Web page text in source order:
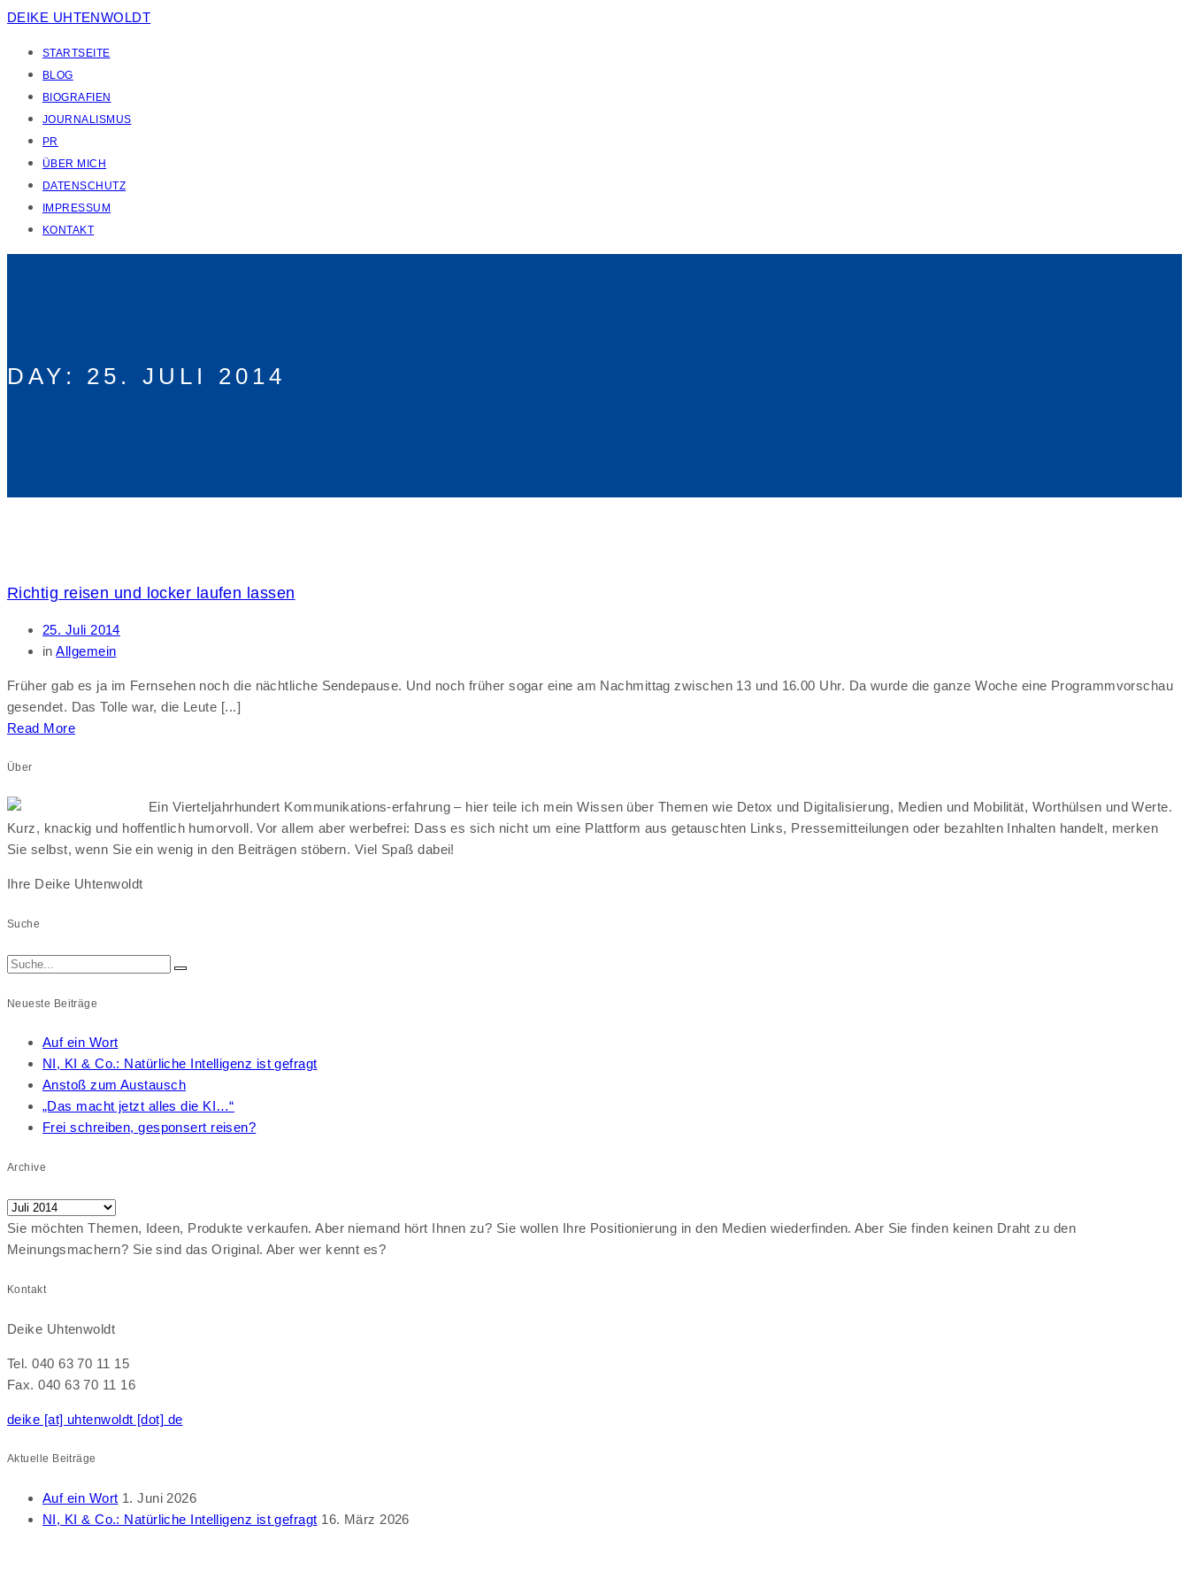
DEIKE UHTENWOLDT
STARTSEITE
BLOG
BIOGRAFIEN
JOURNALISMUS
PR
ÜBER MICH
DATENSCHUTZ
IMPRESSUM
KONTAKT
DAY: 25. JULI 2014
Richtig reisen und locker laufen lassen
25. Juli 2014
inAllgemein
Früher gab es ja im Fernsehen noch die nächtliche Sendepause. Und noch früher sogar eine am Nachmittag zwischen 13 und 16.00 Uhr. Da wurde die ganze Woche eine Programmvorschau
gesendet. Das Tolle war, die Leute [...]
Read More
Über
Ein Vierteljahrhundert Kommunikations-erfahrung – hier teile ich mein Wissen über Themen wie Detox und Digitalisierung, Medien und Mobilität, Worthülsen und Werte.
Kurz, knackig und hoffentlich humorvoll. Vor allem aber werbefrei: Dass es sich nicht um eine Plattform aus getauschten Links, Pressemitteilungen oder bezahlten Inhalten handelt, merken
Sie selbst, wenn Sie ein wenig in den Beiträgen stöbern. Viel Spaß dabei!
Ihre Deike Uhtenwoldt
Suche
Neueste Beiträge
Auf ein Wort
NI, KI & Co.: Natürliche Intelligenz ist gefragt
Anstoß zum Austausch
„Das macht jetzt alles die KI…“
Frei schreiben, gesponsert reisen?
Archive
Archive
Sie möchten Themen, Ideen, Produkte verkaufen. Aber niemand hört Ihnen zu? Sie wollen Ihre Positionierung in den Medien wiederfinden. Aber Sie finden keinen Draht zu den
Meinungsmachern? Sie sind das Original. Aber wer kennt es?
Kontakt
Deike Uhtenwoldt
Tel. 040 63 70 11 15
Fax. 040 63 70 11 16
deike [at] uhtenwoldt [dot] de
Aktuelle Beiträge
Auf ein Wort 1. Juni 2026
NI, KI & Co.: Natürliche Intelligenz ist gefragt 16. März 2026